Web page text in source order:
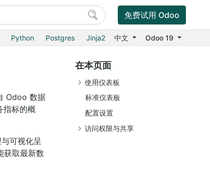
免费试用 Odoo
Python Postgres Jinja2 中文 Odoo 19
Odoo 数据
指标的概
可视化呈
获取最新数
在本页面
使用仪表板
标准仪表板
配置设置
访问权限与共享